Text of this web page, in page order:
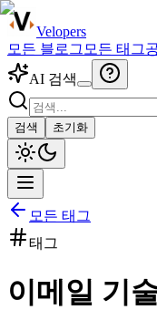
Velopers
모든 블로그 모든 태그
AI 검색
검색 초기화
모든 태그
태그
이메일 기